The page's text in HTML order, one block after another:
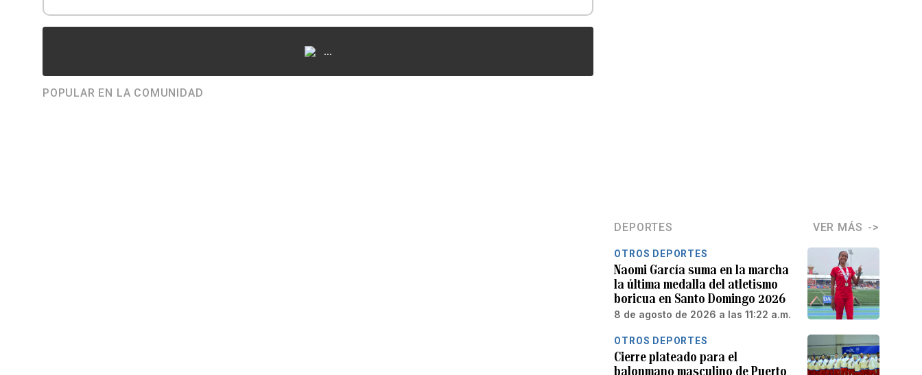
...
POPULAR EN LA COMUNIDAD
DEPORTES VER MÁS
OTROS DEPORTES
Naomi García suma en la marcha
la última medalla del atletismo
boricua en Santo Domingo 2026
8 de agosto de 2026 a las 11:22 a.m.
OTROS DEPORTES
Cierre plateado para el
balonmano masculino de Puerto